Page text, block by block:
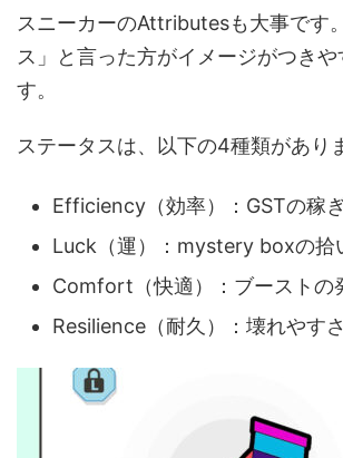
スニーカーのAttributesも大事です
ス」と言った方がイメージがつきや
す。
ステータスは、以下の4種類があり
Efficiency（効率）：GSTの稼
Luck（運）：mystery boxの拾
Comfort（快適）：ブーストの
Resilience（耐久）：壊れやすさ